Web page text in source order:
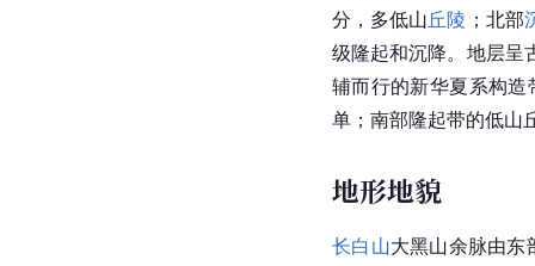
分，多低山 丘陵 ；北部
级隆起和沉降。地层呈
辅而行的新华夏系构
单；南部隆起带的低山
地形地貌
长白山大黑山余脉由东